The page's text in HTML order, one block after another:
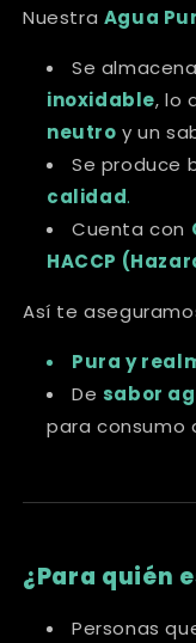
Nuestra Agua
Se
inoxidable, lo
neutro y un
Se produce
calidad.
Cuenta con
HACCP
Así te
Pura y
De sabor
para consumo
¿Para quién
Personas